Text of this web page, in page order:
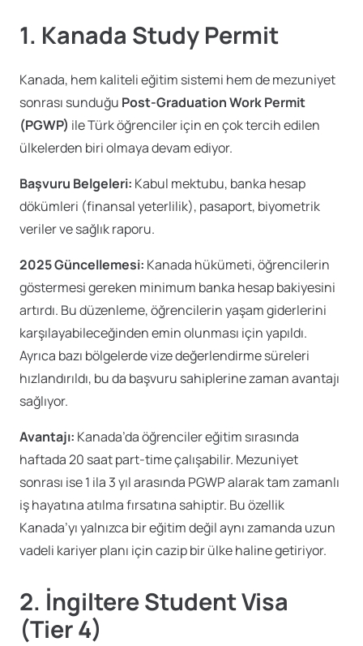
1. Kanada Study Permit
Kanada, hem kaliteli eğitim sistemi hem de mezuniyet
sonrası sunduğu Post-Graduation Work Permit
(PGWP) ile Türk öğrenciler için en çok tercih edilen
ülkelerden biri olmaya devam ediyor.
Başvuru Belgeleri: Kabul mektubu, banka hesap
dökümleri (finansal yeterlilik), pasaport, biyometrik
veriler ve sağlık raporu.
2025 Güncellemesi: Kanada hükümeti, öğrencilerin
göstermesi gereken minimum banka hesap bakiyesini
artırdı. Bu düzenleme, öğrencilerin yaşam giderlerini
karşılayabileceğinden emin olunması için yapıldı.
Ayrıca bazı bölgelerde vize değerlendirme süreleri
hızlandırıldı, bu da başvuru sahiplerine zaman avantajı
sağlıyor.
Avantajı: Kanada’da öğrenciler eğitim sırasında
haftada 20 saat part-time çalışabilir. Mezuniyet
sonrası ise 1 ila 3 yıl arasında PGWP alarak tam zamanlı
iş hayatına atılma fırsatına sahiptir. Bu özellik
Kanada’yı yalnızca bir eğitim değil aynı zamanda uzun
vadeli kariyer planı için cazip bir ülke haline getiriyor.
2. İngiltere Student Visa
(Tier 4)